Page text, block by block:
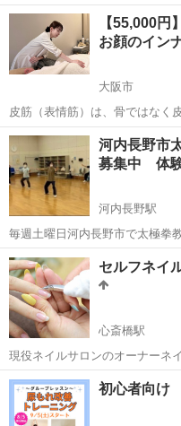
級 等の資格を取りたい方 マン
お日にち時間を予約していた
スクールを目指しています。 ...
大阪 高槻市 高槻市駅
【55,000円
お顔のイン
大阪市
皮筋（表情筋）は、骨ではなく
齢や日常の表情のクセ、姿勢の
と、 「たるみ・しわ・むくみ
ントでは、筋膜・皮下組織・皮
大阪 大阪市 エステ
河内長野市
募集中 体
河内長野駅
毎週土曜日河内長野市で太極拳教室をしてい
うちからアンチエイジング始めて若さ
自由、休憩も自由です。 午前中1時間一回1000円 その都度払い 休む場
合は料金発生し...
大阪 河内長野市 河内
セルフネイ
心斎橋駅
現役ネイルサロンのオーナーネ
セルフネイル教室です☆ 3時間33000円（税込）で、分からないところ
をできるようになりましょう♪ ●ケアのやり方が分からない ●すぐジェ
ルが取...
大阪 大阪市 心斎橋駅
初心者向け